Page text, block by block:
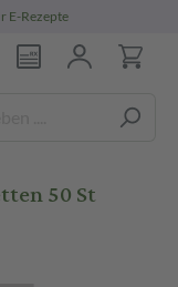
E-Rezepte
50 St